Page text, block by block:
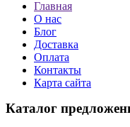
Главная
О нас
Блог
Доставка
Оплата
Контакты
Карта сайта
Каталог